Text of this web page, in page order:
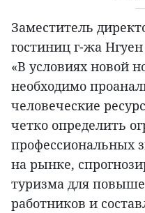
Заместитель
гостиниц г-жа
«В условиях новой
необходимо
человеческие
четко определить
профессиональных
на рынке,
туризма для
работников и